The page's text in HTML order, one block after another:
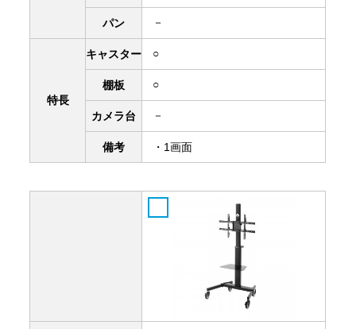
パン －
特長
キャスター ○
棚板 ○
カメラ台 －
備考 ・1画面